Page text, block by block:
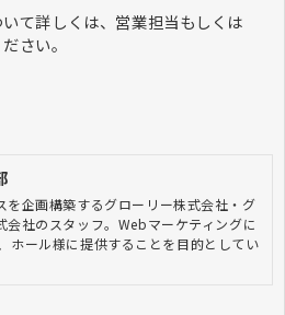
て詳しくは、営業担当もしくは
ださい。
を企画構築するグローリー株式会社・グ
会社のスタッフ。Webマーケティングに
ホール様に提供することを目的としてい